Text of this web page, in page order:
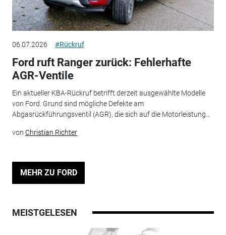
06.07.2026 #Rückruf
Ford ruft Ranger zurück: Fehlerhafte
AGR-Ventile
Ein aktueller KBA-Rückruf betrifft derzeit ausgewählte Modelle
von Ford. Grund sind mögliche Defekte am
Abgasrückführungsventil (AGR), die sich auf die Motorleistung...
von Christian Richter
MEHR ZU FORD
MEISTGELESEN